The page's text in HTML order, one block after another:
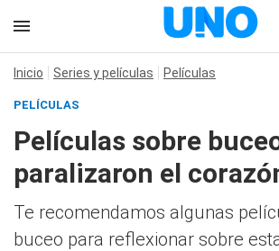
Inicio Series y películas Películas
PELÍCULAS
Películas sobre
paralizaron el
Te recomendamos algunas
buceo para reflexionar sobre